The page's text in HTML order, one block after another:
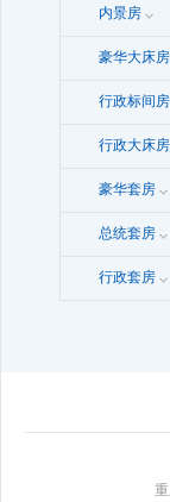
内景房
豪华大床房
行政标间房
行政大床房
豪华套房
总统套房
行政套房